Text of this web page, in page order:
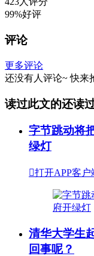
99%好评
评论
更多评论
还没有人评论~ 快来
读过此文的还读
字节跳动将
绿灯
打开APP客户
清华大学生
回事呢？